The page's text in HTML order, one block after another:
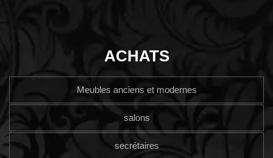
ACHATS
Meubles anciens et modernes
salons
secrétaires